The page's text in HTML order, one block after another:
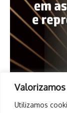
Utilizamos